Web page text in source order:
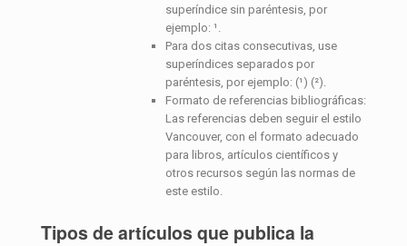
superíndice sin paréntesis, por
ejemplo: ¹.
Para dos citas consecutivas, use
superíndices separados por
paréntesis, por ejemplo: (¹) (²).
Formato de referencias bibliográficas:
Las referencias deben seguir el estilo
Vancouver, con el formato adecuado
para libros, artículos científicos y
otros recursos según las normas de
este estilo.
Tipos de artículos que publica la